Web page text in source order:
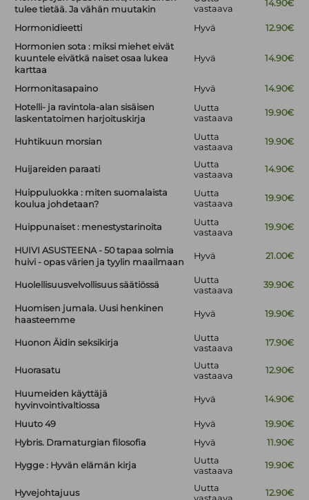
tulee tietää. Ja vähän muutakin
vastaava
14.90€
Hormonidieetti Hyvä
12.90€
Hormonien sota : miksi miehet eivät
kuuntele eivätkä naiset osaa lukea
karttaa
Hyvä 14.90€
Hormonitasapaino Hyvä
14.90€
Hotelli- ja ravintola-alan sisäisen
laskentatoimen harjoituskirja
Uutta
vastaava
19.90€
Huhtikuun morsian
Uutta
vastaava
19.90€
Huijareiden paraati
Uutta
vastaava
14.90€
Huippuluokka : miten suomalaista
koulua johdetaan?
Uutta
vastaava
19.90€
Huippunaiset : menestystarinoita
Uutta
vastaava
19.90€
HUIVI ASUSTEENA - 50 tapaa solmia
huivi - opas värien ja tyylin maailmaan
Hyvä 21.00€
Huolellisuusvelvollisuus säätiössä
Uutta
vastaava
39.90€
Huomisen jumala. Uusi henkinen
haasteemme
Hyvä 19.90€
Huonon Äidin seksikirja
Uutta
vastaava
17.90€
Huorasatu
Uutta
vastaava
12.90€
Huumeiden käyttäjä
hyvinvointivaltiossa
Hyvä 14.90€
Huuto 49 Hyvä
19.90€
Hybris. Dramaturgian filosofia
Hyvä 11.90€
Hygge : Hyvän elämän kirja
Uutta
vastaava
19.90€
Hyvejohtajuus
Uutta
12.90€